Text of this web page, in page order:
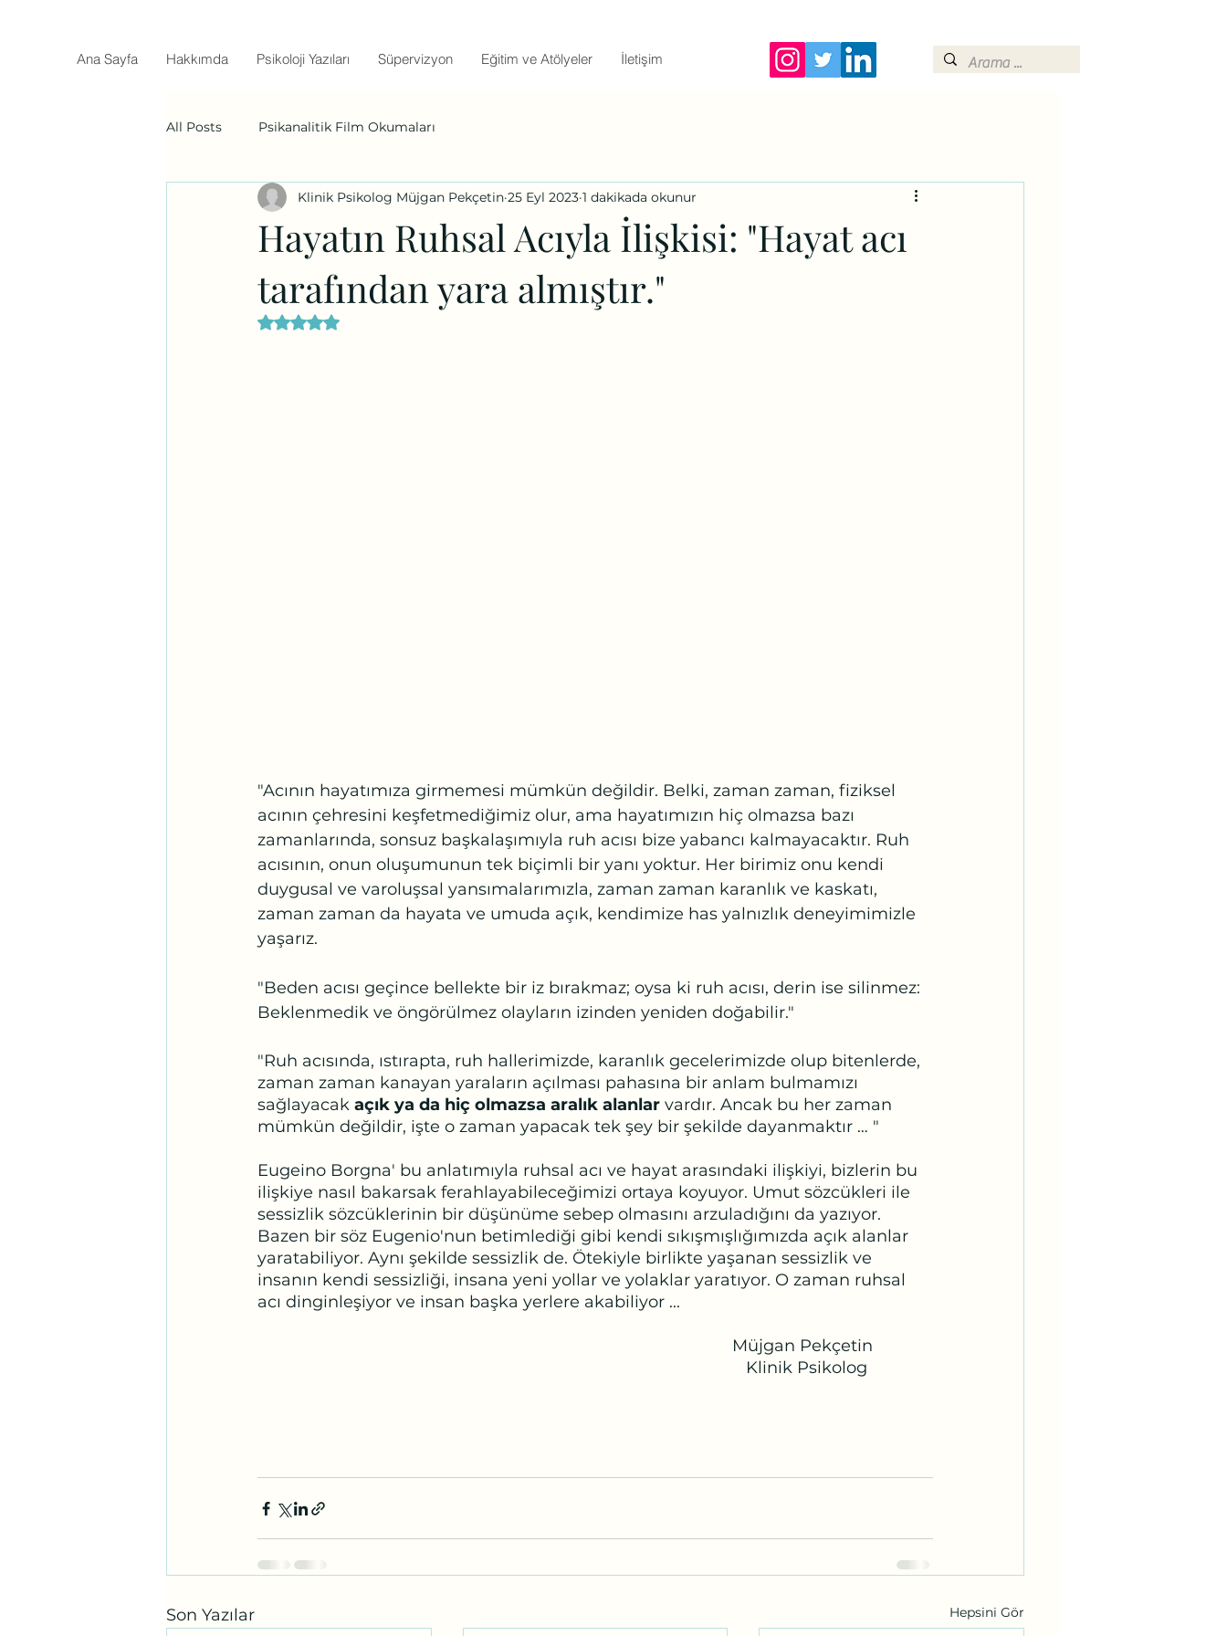
Ana Sayfa Hakkımda Psikoloji Yazıları Süpervizyon Eğitim ve Atölyeler İletişim
All Posts Psikanalitik Film Okumaları
Hayatın Ruhsal Acıyla İlişkisi: "Hayat acı
tarafından yara almıştır."
Klinik Psikolog Müjgan Pekçetin 25 Eyl 2023 1 dakikada okunur
5 üzerinden NaN yıldız
"Acının hayatımıza girmemesi mümkün değildir. Belki, zaman zaman, fiziksel
acının çehresini keşfetmediğimiz olur, ama hayatımızın hiç olmazsa bazı
zamanlarında, sonsuz başkalaşımıyla ruh acısı bize yabancı kalmayacaktır. Ruh
acısının, onun oluşumunun tek biçimli bir yanı yoktur. Her birimiz onu kendi
duygusal ve varoluşsal yansımalarımızla, zaman zaman karanlık ve kaskatı,
zaman zaman da hayata ve umuda açık, kendimize has yalnızlık deneyimimizle
yaşarız.
"Beden acısı geçince bellekte bir iz bırakmaz; oysa ki ruh acısı, derin ise silinmez:
Beklenmedik ve öngörülmez olayların izinden yeniden doğabilir."
"Ruh acısında, ıstırapta, ruh hallerimizde, karanlık gecelerimizde olup bitenlerde,
zaman zaman kanayan yaraların açılması pahasına bir anlam bulmamızı
sağlayacak açık ya da hiç olmazsa aralık alanlar vardır. Ancak bu her zaman
mümkün değildir, işte o zaman yapacak tek şey bir şekilde dayanmaktır … "
Eugeino Borgna' bu anlatımıyla ruhsal acı ve hayat arasındaki ilişkiyi, bizlerin bu
ilişkiye nasıl bakarsak ferahlayabileceğimizi ortaya koyuyor. Umut sözcükleri ile
sessizlik sözcüklerinin bir düşünüme sebep olmasını arzuladığını da yazıyor.
Bazen bir söz Eugenio'nun betimlediği gibi kendi sıkışmışlığımızda açık alanlar
yaratabiliyor. Aynı şekilde sessizlik de. Ötekiyle birlikte yaşanan sessizlik ve
insanın kendi sessizliği, insana yeni yollar ve yolaklar yaratıyor. O zaman ruhsal
acı dinginleşiyor ve insan başka yerlere akabiliyor ...
													Müjgan Pekçetin
													   Klinik Psikolog
Son Yazılar Hepsini Gör